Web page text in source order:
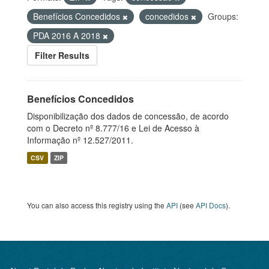
Benefícios Concedidos
concedidos
Groups:
PDA 2016 A 2018
Filter Results
Benefícios Concedidos
Disponibilização dos dados de concessão, de acordo
com o Decreto nº 8.777/16 e Lei de Acesso à
Informação nº 12.527/2011.
CSV ZIP
You can also access this registry using the API (see API Docs).